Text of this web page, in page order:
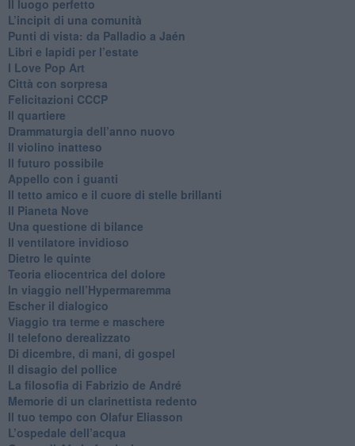
​Il luogo perfetto
​L’incipit di una comunità
Punti di vista: da Palladio a Jaén
​Libri e lapidi per l’estate
​I Love Pop Art
Città con sorpresa
Felicitazioni CCCP
​Il quartiere
​Drammaturgia dell’anno nuovo
​Il violino inatteso
​Il futuro possibile
​Appello con i guanti
​Il tetto amico e il cuore di stelle brillanti
​Il Pianeta Nove
​Una questione di bilance
​Il ventilatore invidioso
​Dietro le quinte
​Teoria eliocentrica del dolore
In viaggio nell’Hypermaremma
​Escher il dialogico
​Viaggio tra terme e maschere
Il telefono derealizzato
​Di dicembre, di mani, di gospel
​Il disagio del pollice
​La filosofia di Fabrizio de André
Memorie di un clarinettista redento
​Il tuo tempo con Olafur Eliasson
​L’ospedale dell’acqua